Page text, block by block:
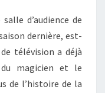
d’audience de
dernière, est-
de télévision a déjà
magicien et le
de l’histoire de la